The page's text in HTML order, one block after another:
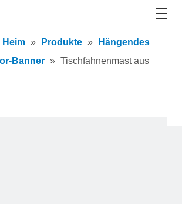
Heim » Produkte »
Hängendes
Banner » Tischfahnenmast aus